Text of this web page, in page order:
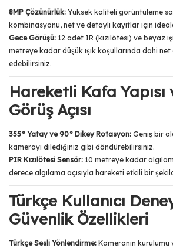
8MP Çözünürlük: Yüksek kaliteli görüntüleme
kombinasyonu, net ve detaylı kayıtlar için
Gece Görüşü: 12 adet IR (kızılötesi) ve beyaz
metreye kadar düşük ışık koşullarında dahi
edebilirsiniz.
Hareketli Kafa Yapısı
Görüş Açısı
355° Yatay ve 90° Dikey Rotasyon: Geniş bir
kamerayı dilediğiniz gibi döndürebilirsiniz.
PIR Kızılötesi Sensör: 10 metreye kadar
derece algılama açısıyla hareketi etkili bir
Türkçe Kullanıcı
Güvenlik Özellikleri
Türkçe Sesli Yönlendirme: Kameranın kurulumu